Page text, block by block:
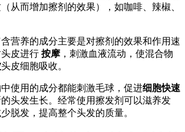
从而增加擦剂的效果），如咖啡、辣椒、
营养的成分主要是对擦剂的效果和作用速
皮进行 按摩 ，刺激血液流动，使混合物
头皮细胞吸收。
使用的成分都能刺激毛球，促进细胞快速
的头发生长。经常使用擦发剂可以滋养发
脱发，提高整个头发的质量。